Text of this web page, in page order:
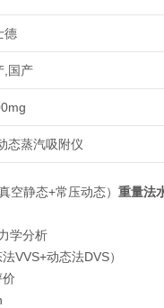
德
,国产
态蒸汽吸附仪
空静态+常压动态） 重量法
学分析
VVS+动态法DVS）